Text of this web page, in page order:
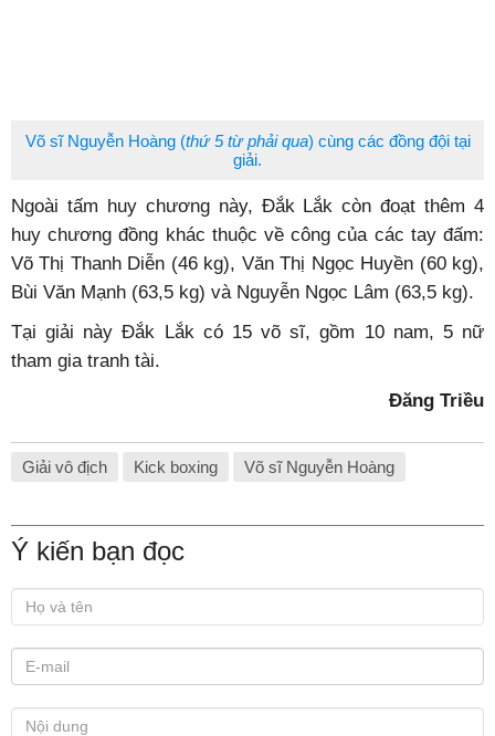
Võ sĩ Nguyễn Hoàng (thứ 5 từ phải qua) cùng các đồng đội tại
giải.
Ngoài tấm huy chương này, Đắk Lắk còn đoạt thêm 4
huy chương đồng khác thuộc về công của các tay đấm:
Võ Thị Thanh Diễn (46 kg), Văn Thị Ngọc Huyền (60 kg),
Bùi Văn Mạnh (63,5 kg) và Nguyễn Ngọc Lâm (63,5 kg).
Tại giải này Đắk Lắk có 15 võ sĩ, gồm 10 nam, 5 nữ
tham gia tranh tài.
Đăng Triều
Giải vô địch Kick boxing Võ sĩ Nguyễn Hoàng
Ý kiến bạn đọc